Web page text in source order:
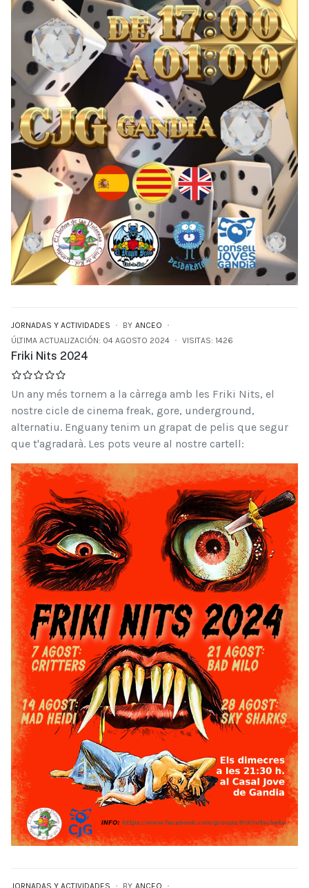
JORNADAS Y ACTIVIDADES BY ANCEO
ÚLTIMA ACTUALIZACIÓN: 04 AGOSTO 2024
VISITAS: 1426
Friki Nits 2024
Un any més tornem a la càrrega amb les Friki Nits, el
nostre cicle de cinema freak, gore, underground,
alternatiu. Enguany tenim un grapat de pelis que segur
que t'agradarà. Les pots veure al nostre cartell: